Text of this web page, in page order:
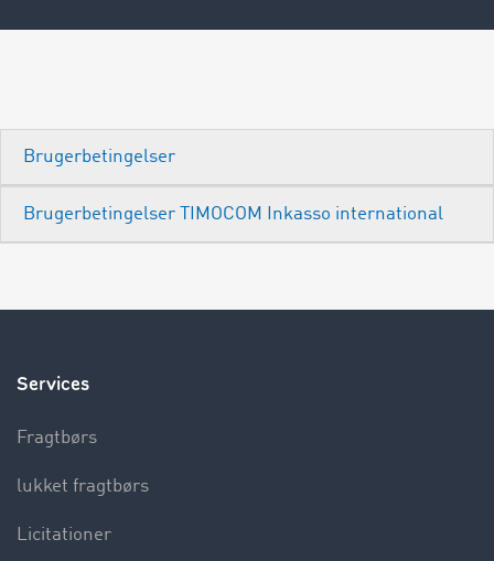
Brugerbetingelser
Brugerbetingelser TIMOCOM Inkasso international
Services
Fragtbørs
lukket fragtbørs
Licitationer